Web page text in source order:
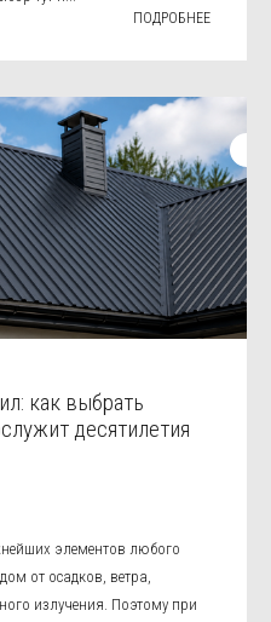
ПОДРОБНЕЕ
как выбрать
десятилетия
элементов любого
от осадков, ветра,
излучения. Поэтому при